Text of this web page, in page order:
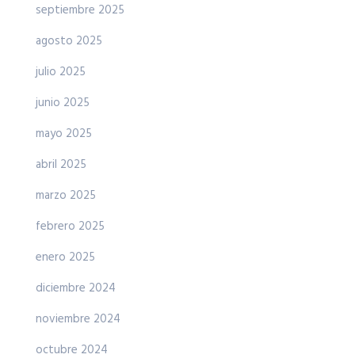
septiembre 2025
agosto 2025
julio 2025
junio 2025
mayo 2025
abril 2025
marzo 2025
febrero 2025
enero 2025
diciembre 2024
noviembre 2024
octubre 2024